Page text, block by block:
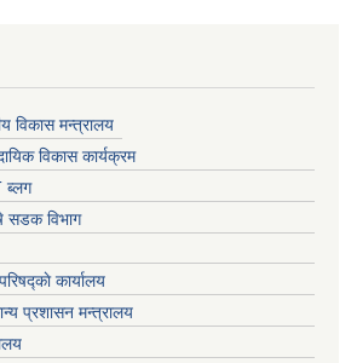
विकास मन्त्रालय
विकास कार्यक्रम
ब्लग
सडक विभाग
कार्यालय
प्रशासन मन्त्रालय